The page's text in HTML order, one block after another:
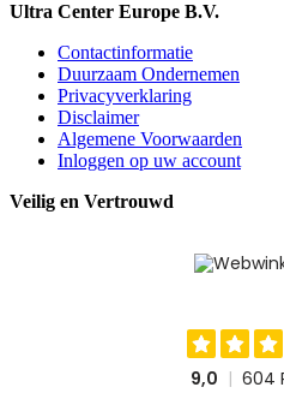
Ultra Center Europe B.V.
Contactinformatie
Duurzaam Ondernemen
Privacyverklaring
Disclaimer
Algemene Voorwaarden
Inloggen op uw account
Veilig en Vertrouwd